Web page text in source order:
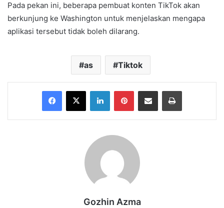
Pada pekan ini, beberapa pembuat konten TikTok akan
berkunjung ke Washington untuk menjelaskan mengapa
aplikasi tersebut tidak boleh dilarang.
as Tiktok
Facebook
X LinkedInPinterestShare via Email Print
Gozhin Azma